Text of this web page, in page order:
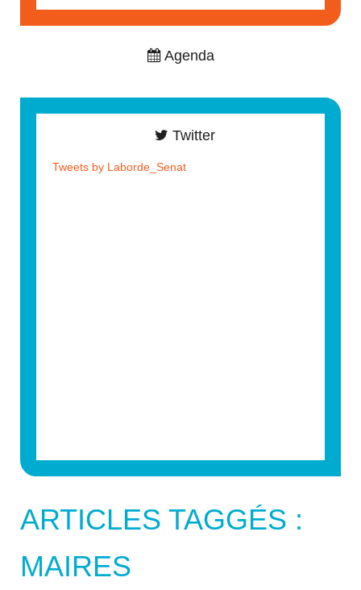
ARTICLES TAGGÉS :
MAIRES
Agenda
Twitter
Tweets by Laborde_Senat